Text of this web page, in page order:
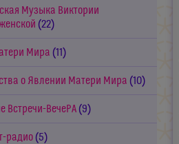
Музыка Виктории
(22)
Мира (11)
о Явлении Матери Мира (10)
Встречи-ВечеРА (9)
радио (5)